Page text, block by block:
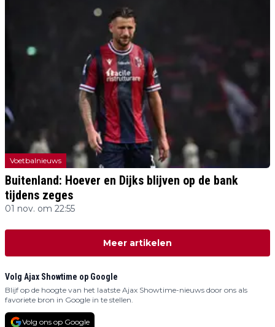
Voetbalnieuws
Buitenland: Hoever en Dijks blijven op de bank
tijdens zeges
01 nov. om 22:55
Meer artikelen
Volg Ajax Showtime op Google
Blijf op de hoogte van het laatste Ajax Showtime-nieuws door ons als
favoriete bron in Google in te stellen.
Volg ons op Google